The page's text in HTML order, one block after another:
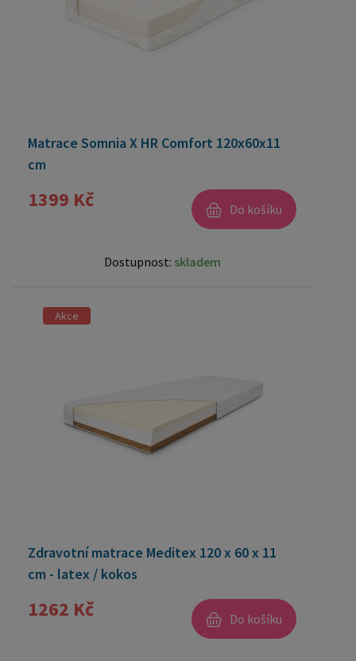
Matrace Somnia X HR Comfort 120x60x11
cm
1399 Kč Do košíku
Dostupnost: skladem
Akce
Zdravotní matrace Meditex 120 x 60 x 11
cm - latex / kokos
1262 Kč Do košíku